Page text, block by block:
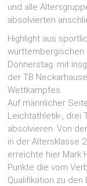
und alle
absolvierten
Highlight aus
Donnerstag: mit
der TB
Wettkampfes.
Auf männlicher
Leichtathletik-, drei
absolvieren. Von
in der Altersklasse
erreichte hier Mark
Punkte die vom
Qualifikation zu